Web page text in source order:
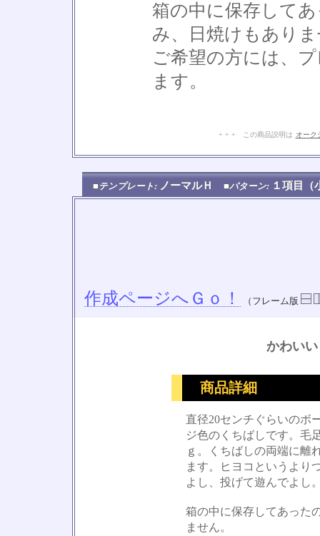
箱の中に保存して
み、日焼けもあり
ご希望の方には、
ます。
+ + + この商品説明は オーク
■テンプレート: ノーマルＨ ■パターン: １項目
作成ページへＧｏ！ （フレーム版
かわい
商品詳細
直径20センチぐらいのボ
ジ色のくちばしです。毛
ｇ。くちばしの両端に離
ます。ヒヨコというより
よし、投げて遊んでよし
箱の中に保存してあった
ません。